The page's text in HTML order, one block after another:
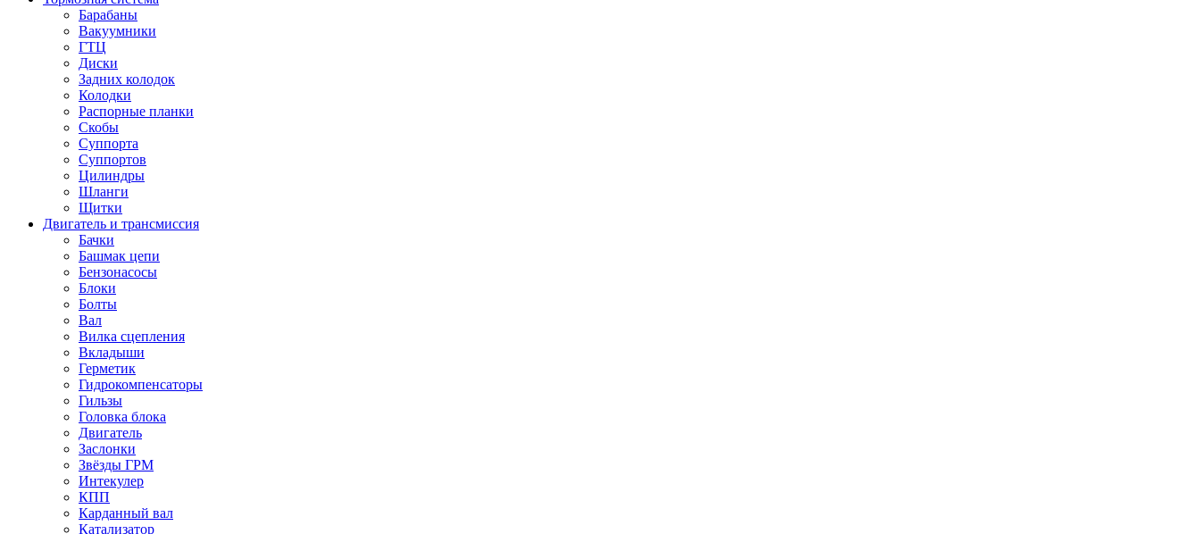
Барабаны
Вакуумники
ГТЦ
Диски
Задних колодок
Колодки
Распорные планки
Скобы
Суппорта
Суппортов
Цилиндры
Шланги
Щитки
Двигатель и трансмиссия
Бачки
Башмак цепи
Бензонасосы
Блоки
Болты
Вал
Вилка сцепления
Вкладыши
Герметик
Гидрокомпенсаторы
Гильзы
Головка блока
Двигатель
Заслонки
Звёзды ГРМ
Интекулер
КПП
Карданный вал
Катализатор